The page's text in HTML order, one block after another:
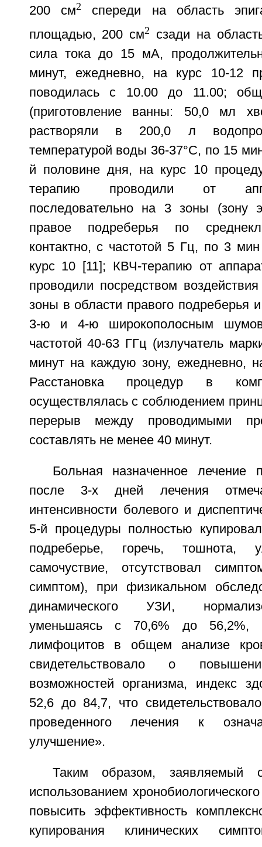
200 см2
спереди на область
площадью, 200 см2
сзади на
сила тока до 15 мА,
минут, ежедневно, на курс 10-12
поводилась с 10.00 до 11.00;
(приготовление ванны: 50,0 мл
растворяли в 200,0 л
температурой воды 36-37°С, по 15
й половине дня, на курс 10
терапию проводили от
последовательно на 3 зоны (зону
правое подреберья по
контактно, с частотой 5 Гц, по 3
курс 10 [11]; КВЧ-терапию от
проводили посредством
зоны в области правого подреберья
3-ю и 4-ю широкополосным
частотой 40-63 ГГц (излучатель
минут на каждую зону, ежедневно,
Расстановка процедур в
осуществлялась с соблюдением
перерыв между проводимыми
составлять не менее 40 минут.
Больная назначенное лечение
после 3-х дней лечения
интенсивности болевого и
5-й процедуры полностью
подреберье, горечь, тошнота,
самочуствие, отсутствовал
симптом), при физикальном
динамического УЗИ,
уменьшаясь с 70,6% до 56,2%,
лимфоцитов в общем анализе
свидетельствовало о
возможностей организма, индекс
52,6 до 84,7, что
проведенного лечения к
улучшение».
Таким образом, заявляемый
использованием
повысить эффективность
купирования клинических